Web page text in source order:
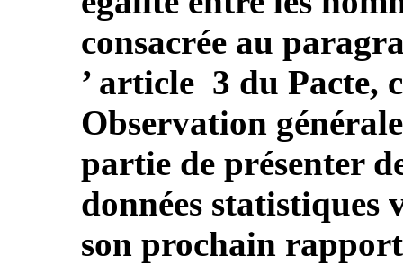
consacrée au
’ article 3 du Pacte,
Observation
partie de présenter
données statistiques
son prochain